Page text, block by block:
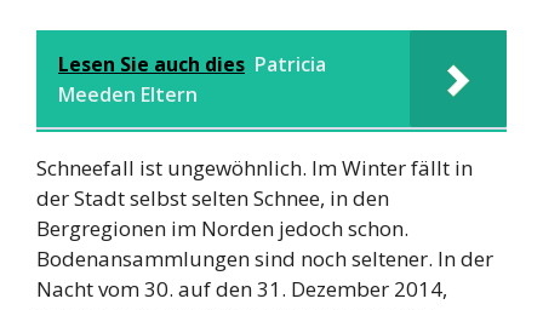
Lesen Sie auch dies Patricia
Meeden Eltern
Schneefall ist ungewöhnlich. Im Winter fällt in
der Stadt selbst selten Schnee, in den
Bergregionen im Norden jedoch schon.
Bodenansammlungen sind noch seltener. In der
Nacht vom 30. auf den 31. Dezember 2014,